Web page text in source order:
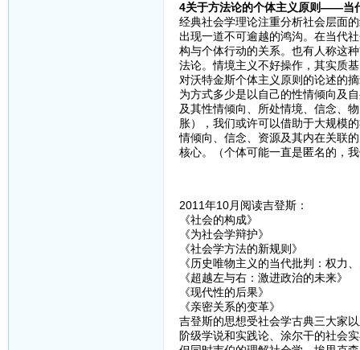
4关于方法论的个体主义原则——当
经典社会学理论注重分析社会层面
出现一道不可逾越的鸿沟。在当代
构与个体行动的关系。也有人称这
法论。情境主义不好操作，其实质
对沃特金斯个体主义原则的论述的
为方式多少是以自己的性情倾向及
及其性情倾向、所处情境、信念、
胀），我们或许可以借助于大规模
情倾向、信念、资源及其内在关联
核心。（个体可能一直是匿名的，
2011年10月阅读吉登斯：
《社会的构成》
《为社会学辩护》
《社会学方法的新规则》
《历史唯物主义的当代批判：权力
《超越左与右：激进政治的未来》
《现代性的后果》
《亲密关系的变革》
吉登斯的思想受社会学古典三大家
阶级学说和实践论、涂尔干的社会